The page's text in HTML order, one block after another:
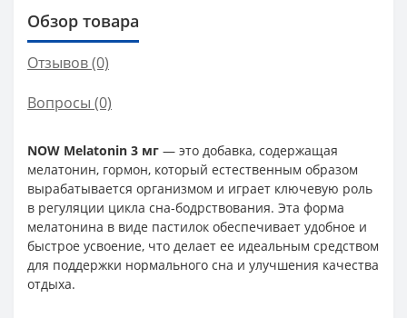
Обзор товара
Отзывов (0)
Вопросы (0)
NOW Melatonin 3 мг — это добавка, содержащая
мелатонин, гормон, который естественным образом
вырабатывается организмом и играет ключевую роль
в регуляции цикла сна-бодрствования. Эта форма
мелатонина в виде пастилок обеспечивает удобное и
быстрое усвоение, что делает ее идеальным средством
для поддержки нормального сна и улучшения качества
отдыха.